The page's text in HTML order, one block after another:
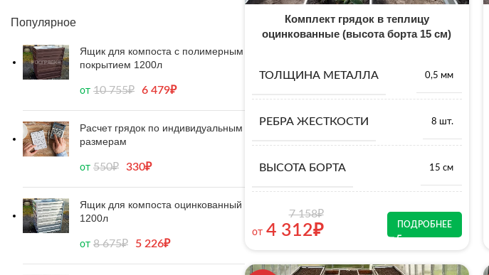
Популярное
Ящик для компоста с полимерным
покрытием 1200л
от 10 755₽ 6 479₽
Расчет грядок по индивидуальным
размерам
от 550₽ 330₽
Ящик для компоста оцинкованный
1200л
от 8 675₽ 5 226₽
Комплект грядок в теплицу
оцинкованные (высота борта 15 см)
ТОЛЩИНА МЕТАЛЛА 0,5 мм
РЕБРА ЖЕСТКОСТИ 8 шт.
ВЫСОТА БОРТА 15 см
от
7 158₽
4 312₽ ПОДРОБНЕЕ